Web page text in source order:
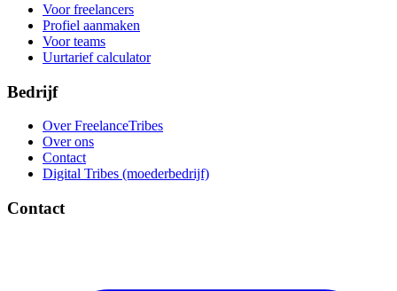
Voor freelancers
Profiel aanmaken
Voor teams
Uurtarief calculator
Bedrijf
Over FreelanceTribes
Over ons
Contact
Digital Tribes (moederbedrijf)
Contact